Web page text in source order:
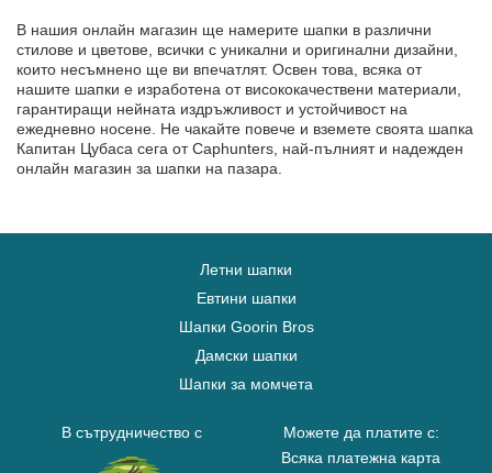
В нашия онлайн магазин ще намерите шапки в различни
стилове и цветове, всички с уникални и оригинални дизайни,
които несъмнено ще ви впечатлят. Освен това, всяка от
нашите шапки е изработена от висококачествени материали,
гарантиращи нейната издръжливост и устойчивост на
ежедневно носене. Не чакайте повече и вземете своята шапка
Капитан Цубаса сега от Caphunters, най-пълният и надежден
онлайн магазин за шапки на пазара.
Летни шапки
Евтини шапки
Шапки Goorin Bros
Дамски шапки
Шапки за момчета
В сътрудничество с
Можете да платите с:
Всяка платежна карта